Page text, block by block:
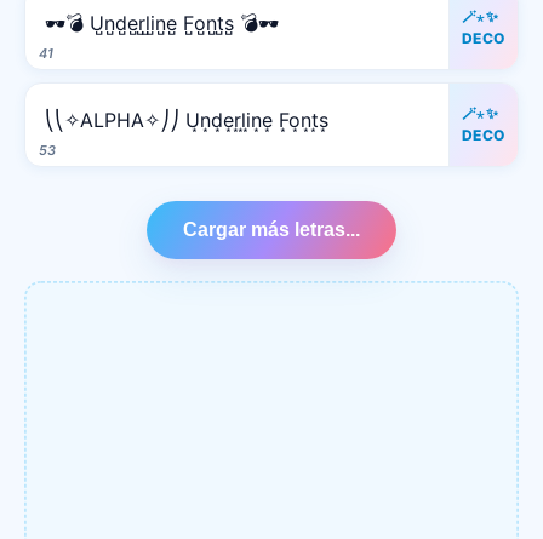
41
🕶️💣 U̺n̺d̺e̺r̺l̺i̺n̺e̺ F̺o̺n̺t̺s̺ 💣🕶️
🪄⋆✨
DECO
53
⎝⎝✧ALPHA✧⎠⎠ U͙n͙d͙e͙r͙l͙i͙n͙e͙ F͙o͙n͙t͙s͙
🪄⋆✨
DECO
Cargar más letras...